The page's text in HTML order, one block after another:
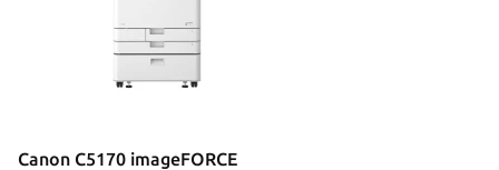
Canon C5170 imageFORCE